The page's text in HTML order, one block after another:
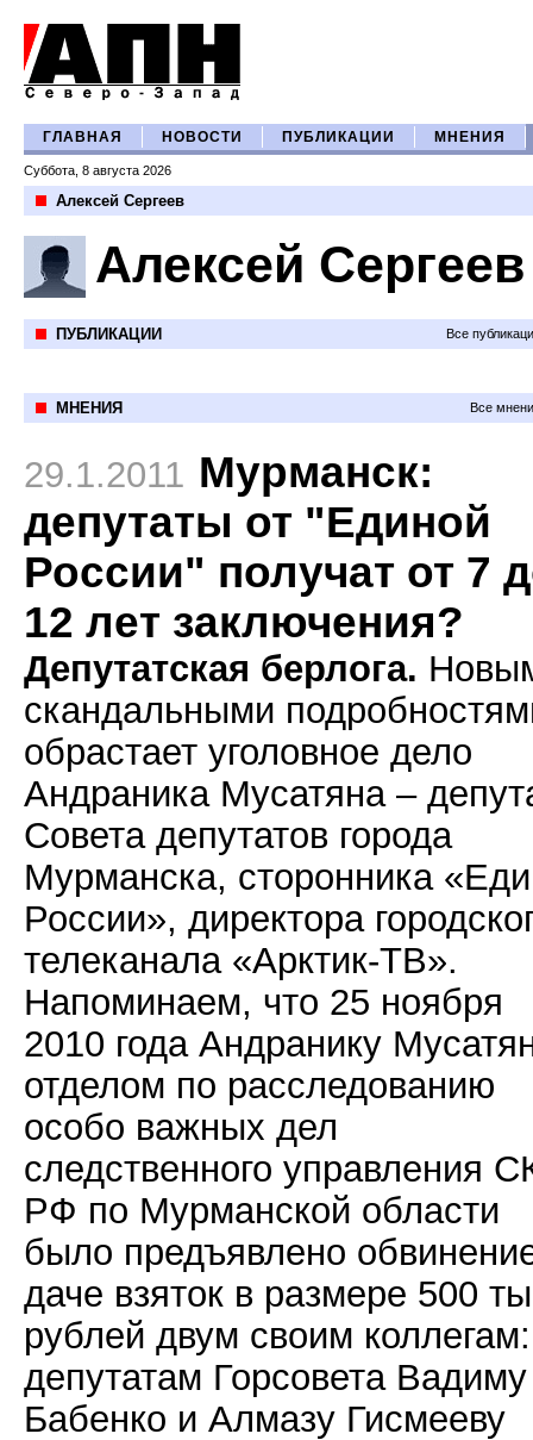
ГЛАВНАЯ НОВОСТИ ПУБЛИКАЦИИ МНЕНИЯ
Суббота, 8 августа 2026
Алексей Сергеев
Алексей Сергеев
ПУБЛИКАЦИИ Все
МНЕНИЯ Все
29.1.2011 Мурманск:
депутаты от "Единой
России" получат от 7
12 лет заключения?
Депутатская берлога.
скандальными
обрастает уголовное дело
Андраника Мусатяна –
Совета депутатов города
Мурманска, сторонника
России», директора
телеканала «Арктик-ТВ».
Напоминаем, что 25 ноября
2010 года Андранику
отделом по расследованию
особо важных дел
следственного управления
РФ по Мурманской области
было предъявлено
даче взяток в размере 500
рублей двум своим коллегам:
депутатам Горсовета Вадиму
Бабенко и Алмазу Гисмееву